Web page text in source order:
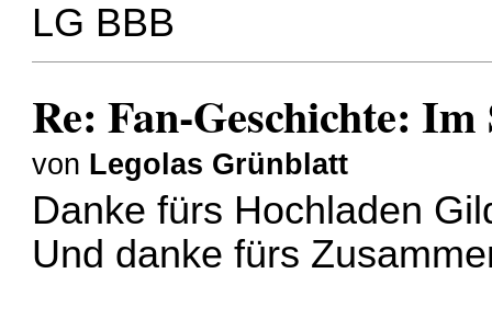
LG BBB
Re: Fan-Geschichte:
von Legolas Grünblatt
Danke fürs Hochladen
Und danke fürs